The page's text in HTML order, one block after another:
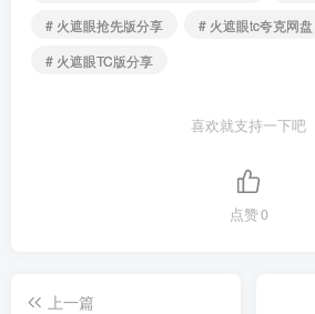
# 火遮眼抢先版分享
# 火遮眼tc夸克网盘
# 火遮眼TC版分享
喜欢就支持一下吧
点赞0
上一篇